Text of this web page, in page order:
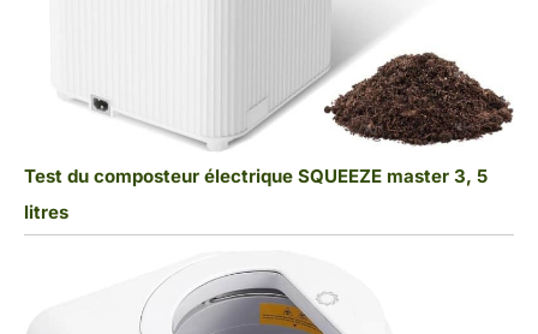
Test du composteur électrique SQUEEZE master 3, 5
litres